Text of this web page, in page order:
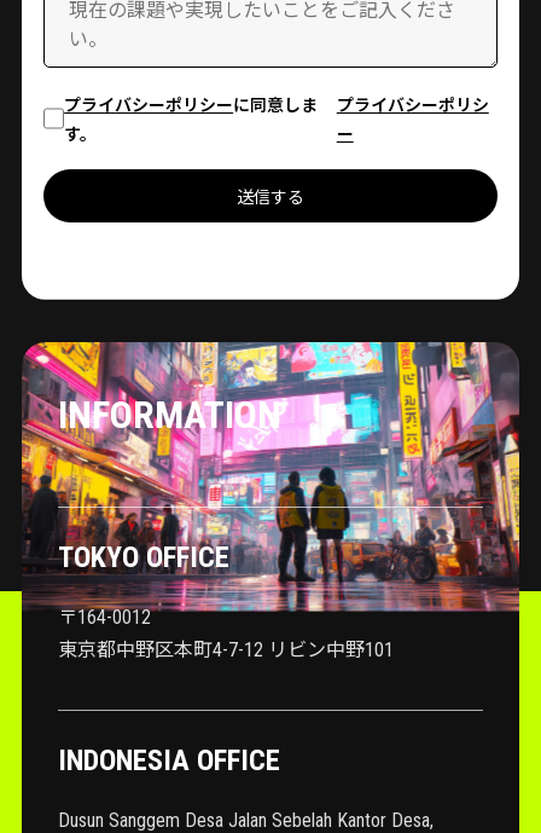
プライバシーポリシーに同意しま
す。
プライバシーポリシ
ー
送信する
INFORMATION
TOKYO OFFICE
〒164-0012
東京都中野区本町4-7-12 リビン中野101
INDONESIA OFFICE
Dusun Sanggem Desa Jalan Sebelah Kantor Desa,